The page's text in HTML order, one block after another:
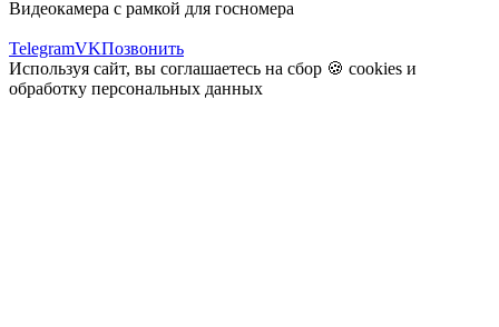
Видеокамера с рамкой для госномера
TelegramVKПозвонить
Используя сайт, вы соглашаетесь на сбор 🍪 cookies и
обработку персональных данных